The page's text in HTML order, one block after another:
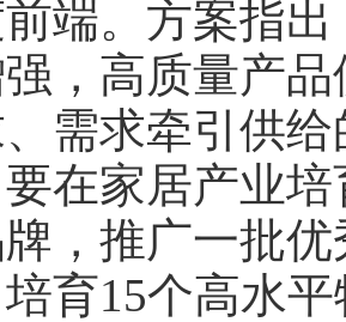
端。方案指
，高质量产
需求牵引供
在家居产业
，推广一批
育15个高水